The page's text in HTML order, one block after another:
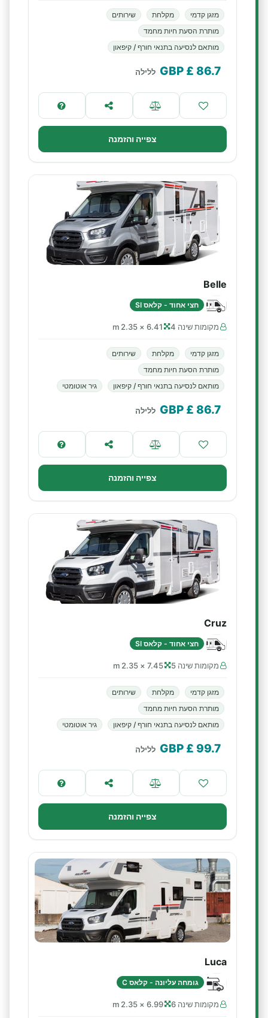
מזגן קדמי מקלחת
שירותים
מותרת הסעת חיות מחמד
מותאם לנסיעה בתנאי חורף / קיפאון
86.7
£ GBP ללילה
צפייה והזמנה
Belle
חצי אחוד - קלאס SI
מקומות שינה 4 6.41 × 2.35 m
מזגן קדמי מקלחת
שירותים
מותרת הסעת חיות מחמד
מותאם לנסיעה בתנאי חורף / קיפאון
גיר אוטומטי
86.7
£ GBP ללילה
צפייה והזמנה
Cruz
חצי אחוד - קלאס SI
מקומות שינה 5 7.45 × 2.35 m
מזגן קדמי מקלחת
שירותים
מותרת הסעת חיות מחמד
מותאם לנסיעה בתנאי חורף / קיפאון
גיר אוטומטי
99.7
£ GBP ללילה
צפייה והזמנה
Luca
גומחה עליונה - קלאס C
מקומות שינה 6 6.99 × 2.35 m